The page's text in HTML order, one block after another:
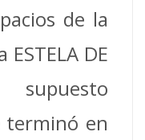
de la
DE
supuesto
en